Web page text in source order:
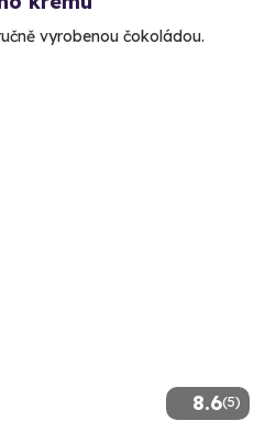
vyrobenou čokoládou.
8.6(5)